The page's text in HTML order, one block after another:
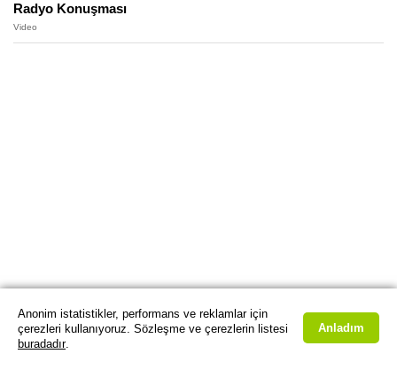
Radyo Konuşması
Video
Anonim istatistikler, performans ve reklamlar için
çerezleri kullanıyoruz. Sözleşme ve çerezlerin listesi
buradadır.
Anladım